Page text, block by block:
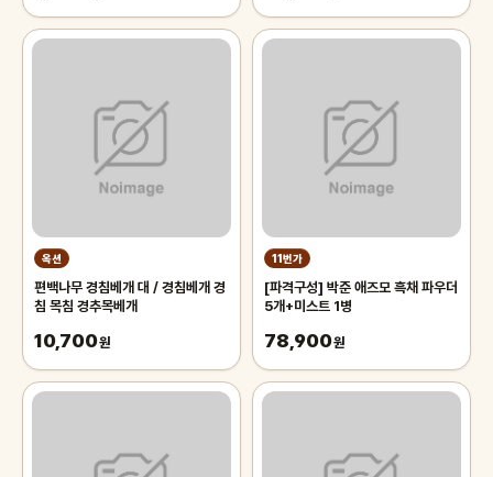
옥션
편백나무 경침베개 대 / 경침베개 경
침 목침 경추목베개
10,700원
11번가
[파격구성] 박준 애즈모 흑채 파우더
5개+미스트 1병
78,900원